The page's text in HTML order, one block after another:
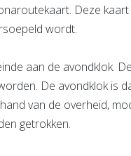
Deze
wordt.
aan de avondklok.
De avondklok is
van de overheid,
getrokken.